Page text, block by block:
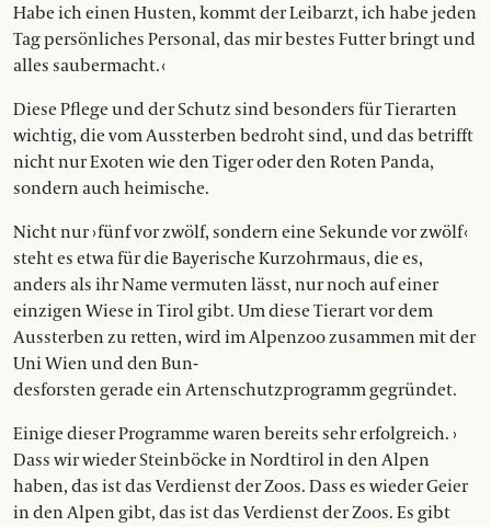
Habe ich einen Husten, kommt der Leibarzt, ich habe jeden
Tag persönliches Personal, das mir bestes Futter bringt und
alles saubermacht. ‹
Diese Pflege und der Schutz sind besonders für Tierarten
wichtig, die vom Aussterben bedroht sind, und das betrifft
nicht nur Exoten wie den Tiger oder den Roten Panda,
sondern auch heimische.
Nicht nur › fünf vor zwölf, sondern eine Sekunde vor zwölf ‹
steht es etwa für die Bayerische Kurzohrmaus, die es,
anders als ihr Name vermuten lässt, nur noch auf einer
einzigen Wiese in Tirol gibt. Um diese Tierart vor dem
Aussterben zu retten, wird im Alpenzoo zusammen mit der
Uni Wien und den Bun-
desforsten gerade ein Artenschutzprogramm gegründet.
Einige dieser Programme waren bereits sehr erfolgreich. ›
Dass wir wieder Steinböcke in Nordtirol in den Alpen
haben, das ist das Verdienst der Zoos. Dass es wieder Geier
in den Alpen gibt, das ist das Verdienst der Zoos. Es gibt